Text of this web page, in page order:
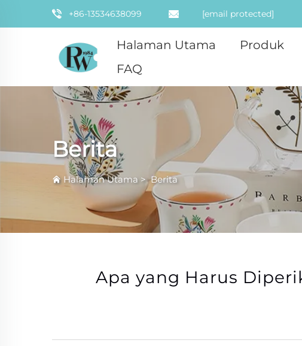
+86-13534638099 [email protected]
Halaman Utama Produk
FAQ
Berita
Halaman Utama>Berita
Apa yang Harus